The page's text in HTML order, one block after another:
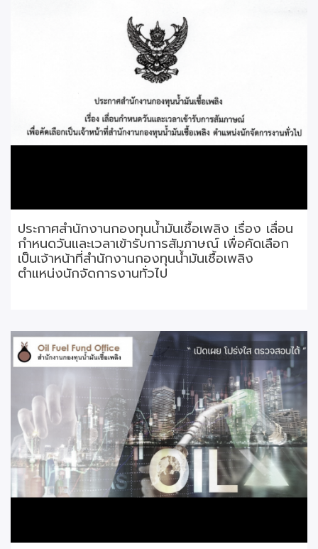
ประกาศสำนักงานกองทุนน้ำมันเชื้อเพลิง เรื่อง เลื่อน
กำหนดวันและเวลาเข้ารับการสัมภาษณ์ เพื่อคัดเลือก
เป็นเจ้าหน้าที่สำนักงานกองทุนน้ำมันเชื้อเพลิง
ตำแหน่งนักจัดการงานทั่วไป